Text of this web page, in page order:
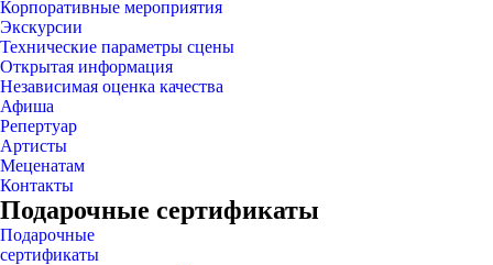
Корпоративные мероприятия
Экскурсии
Технические параметры сцены
Открытая информация
Независимая оценка качества
Афиша
Репертуар
Артисты
Меценатам
Контакты
Подарочные сертификаты
Подарочные
сертификаты